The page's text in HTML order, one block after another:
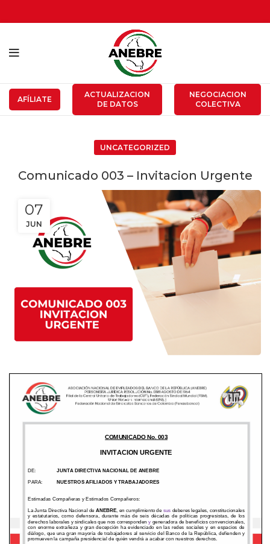
AFÍLIATE
ACTUALIZACION
DE DATOS
NEGOCIACION
COLECTIVA
UNCATEGORIZED
Comunicado 003 – Invitacion Urgente
07
JUN